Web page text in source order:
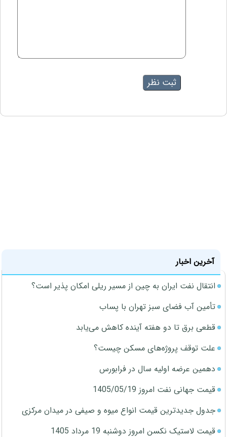
آخرین اخبار
انتقال نفت ایران به چین از مسیر ریلی امکان پذیر است؟
تأمین آب فضای سبز تهران با پساب
قطعی برق تا دو هفته آینده کاهش می‌یابد
علت توقف پروژه‌های مسکن چیست؟
دهمین عرضه اولیه سال در فرابورس
قیمت جهانی نفت امروز 1405/05/19
جدول جدیدترین قیمت انواع میوه و صیفی در میدان مرکزی
قیمت لاستیک نکسن امروز دوشنبه 19 مرداد 1405